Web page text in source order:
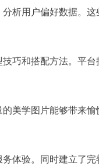
析用户偏好数据。
巧和搭配方法。平
美学图片能够带来
体验。同时建立了